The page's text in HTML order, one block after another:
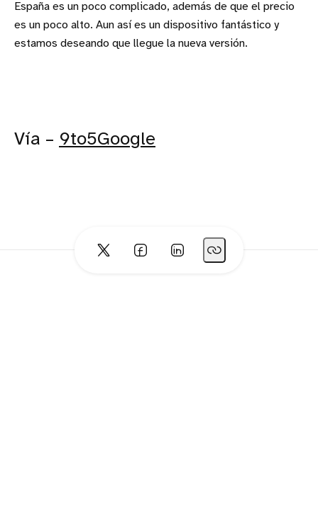
España es un poco complicado, además de que el precio
es un poco alto. Aun así es un dispositivo fantástico y
estamos deseando que llegue la nueva versión.
Vía – 9to5Google